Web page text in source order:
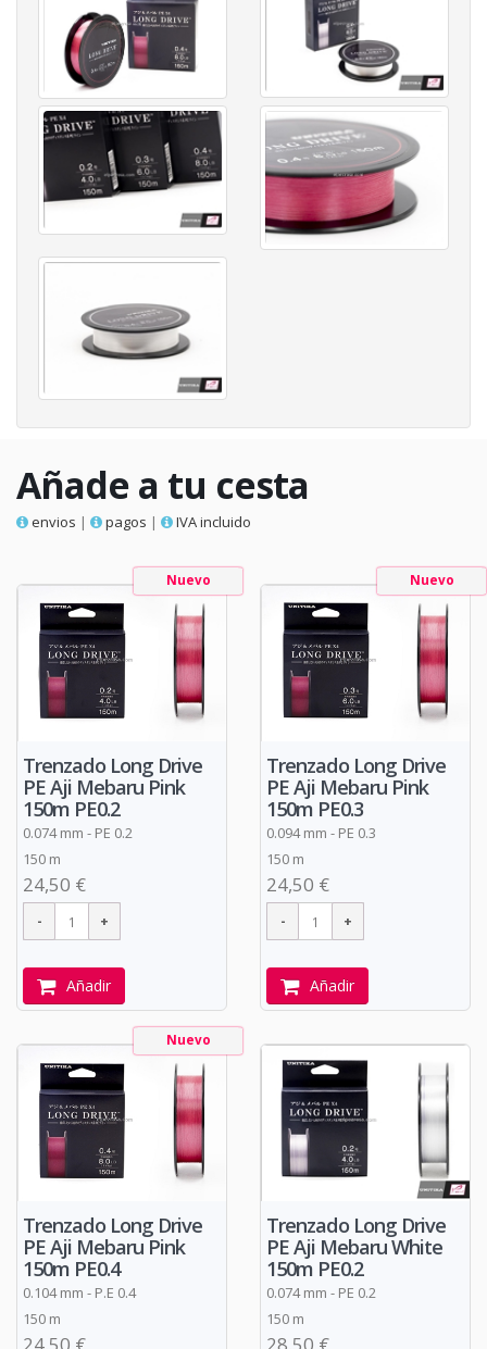
Añade a tu cesta
envios | pagos | IVA incluido
Nuevo
Trenzado Long Drive
PE Aji Mebaru Pink
150m PE0.2
0.074 mm - PE 0.2
150 m
24,50 €
Añadir
Nuevo
Trenzado Long Drive
PE Aji Mebaru Pink
150m PE0.3
0.094 mm - PE 0.3
150 m
24,50 €
Añadir
Nuevo
Trenzado Long Drive
PE Aji Mebaru Pink
150m PE0.4
0.104 mm - P.E 0.4
150 m
Trenzado Long Drive
PE Aji Mebaru White
150m PE0.2
0.074 mm - PE 0.2
150 m